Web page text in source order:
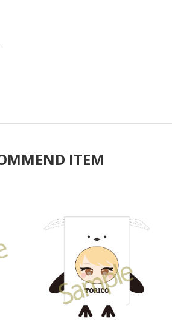
ITEM